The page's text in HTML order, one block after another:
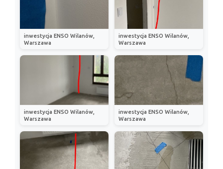
inwestycja ENSO Wilanów,
Warszawa
inwestycja ENSO Wilanów,
Warszawa
inwestycja ENSO Wilanów,
Warszawa
inwestycja ENSO Wilanów,
Warszawa